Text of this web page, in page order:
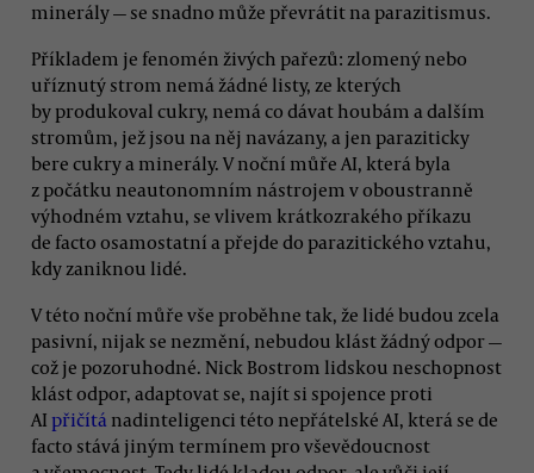
minerály — se snadno může převrátit na parazitismus.
Příkladem je fenomén živých pařezů: zlomený nebo
uříznutý strom nemá žádné listy, ze kterých
by produkoval cukry, nemá co dávat houbám a dalším
stromům, jež jsou na něj navázany, a jen paraziticky
bere cukry a minerály. V noční můře AI, která byla
z počátku neautonomním nástrojem v oboustranně
výhodném vztahu, se vlivem krátkozrakého příkazu
de facto osamostatní a přejde do parazitického vztahu,
kdy zaniknou lidé.
V této noční můře vše proběhne tak, že lidé budou zcela
pasivní, nijak se nezmění, nebudou klást žádný odpor —
což je pozoruhodné. Nick Bostrom lidskou neschopnost
klást odpor, adaptovat se, najít si spojence proti
AI přičítá nadinteligenci této nepřátelské AI, která se de
facto stává jiným termínem pro vševědoucnost